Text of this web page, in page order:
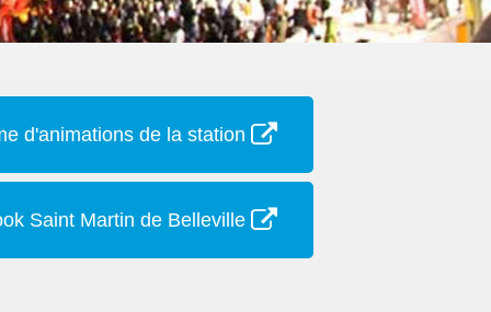
d'animations de la station
Saint Martin de Belleville